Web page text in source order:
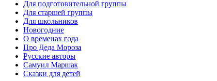
Для подготовительной группы
Для старшей группы
Для школьников
Новогодние
О временах года
Про Деда Мороза
Русские авторы
Самуил Маршак
Сказки для детей